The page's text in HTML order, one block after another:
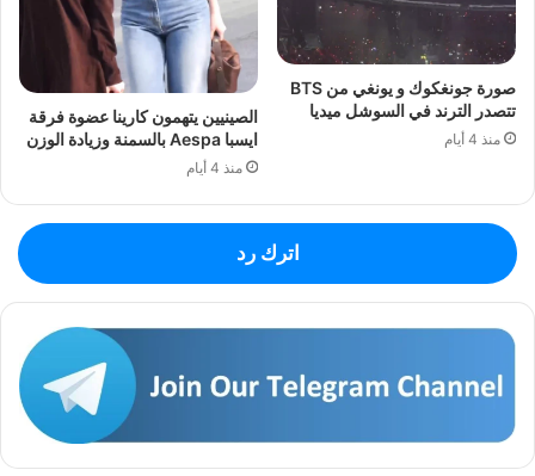
صورة جونغكوك و يونغي من BTS
تتصدر الترند في السوشل ميديا
منذ 4 أيام
الصينيين يتهمون كارينا عضوة فرقة
ايسبا Aespa بالسمنة وزيادة الوزن
منذ 4 أيام
اترك رد